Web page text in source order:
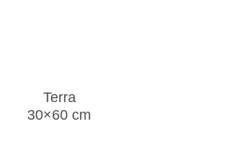
Terra
30×60 cm